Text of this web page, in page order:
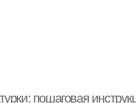
пошаговая